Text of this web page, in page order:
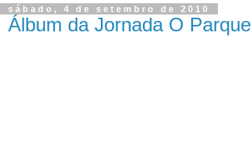
sábado, 4 de setembro de 2010
Álbum da Jornada O